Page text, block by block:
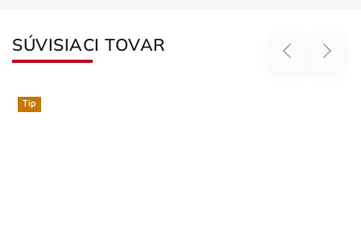
SÚVISIACI TOVAR Previous
Tip
Next